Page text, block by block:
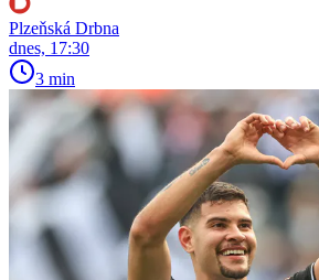
Plzeňská Drbna
dnes, 17:30
3 min